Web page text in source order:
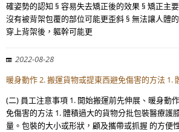
確姿勢的認知 § 容易失去矯正後的效果 § 矯正主
沒有被背架包覆的部位可能更歪斜 § 無法讓人體
穿上背架後，軀幹可能更
2022-08-28
暖身動作 2. 搬運貨物或提東西避免傷害的方法 1.
(二) 員工注意事項 1. 開始搬運前先伸展、暖身動
免傷害的方法 1. 體積過大的貨物分批包裝醫療護
量。包裝的大小或形狀，顧及攜帶或抓握 的方便